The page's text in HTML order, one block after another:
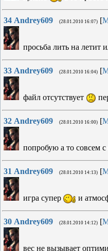
34 Andrey609 (28.01.2010 16:07) [
просьба лить на летит
33 Andrey609 (28.01.2010 16:04) [
файл отсутствует
32 Andrey609 (28.01.2010 16:00) [
попробую а то совсем
31 Andrey609 (28.01.2010 14:13) [
игра супер и
30 Andrey609 (28.01.2010 14:12) [
вес не вызывает